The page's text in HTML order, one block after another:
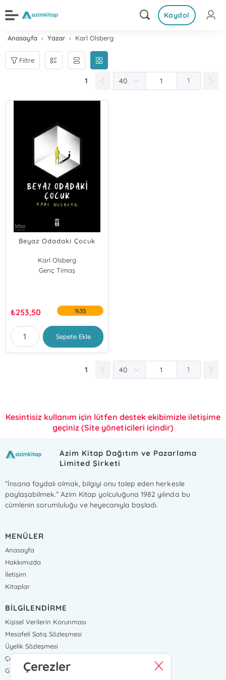
Kaydol
Anasayfa Yazar Karl Olsberg
Filtre
1 1
Beyaz Odadaki Çocuk
Karl Olsberg
Genç Timaş
₺253,50 %35
Sepete Ekle
1 1
Kesintisiz kullanım için lütfen destek ekibimizle iletişime
geçiniz (Site yöneticileri içindir)
Azim Kitap Dağıtım ve Pazarlama
Limited Şirketi
“İnsana faydalı olmak, bilgiyi onu talep eden herkesle
paylaşabilmek.” Azim Kitap yolculuğuna 1982 yılında bu
cümlenin sorumluluğu ve heyecanıyla başladı.
MENÜLER
Anasayfa
Hakkımızda
İletişim
Kitaplar
BİLGİLENDİRME
Kişisel Verilerin Korunması
Mesafeli Satış Sözleşmesi
Üyelik Sözleşmesi
Çerez Politikası
Gizlilik Ve Güvenlik
Çerezler